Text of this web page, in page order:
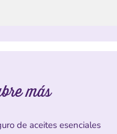
más
de aceites esenciales